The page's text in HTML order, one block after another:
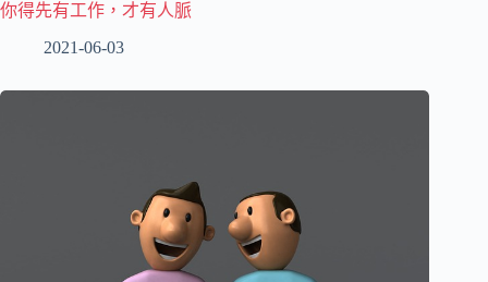
你得先有工作，才有人脈
2021-06-03